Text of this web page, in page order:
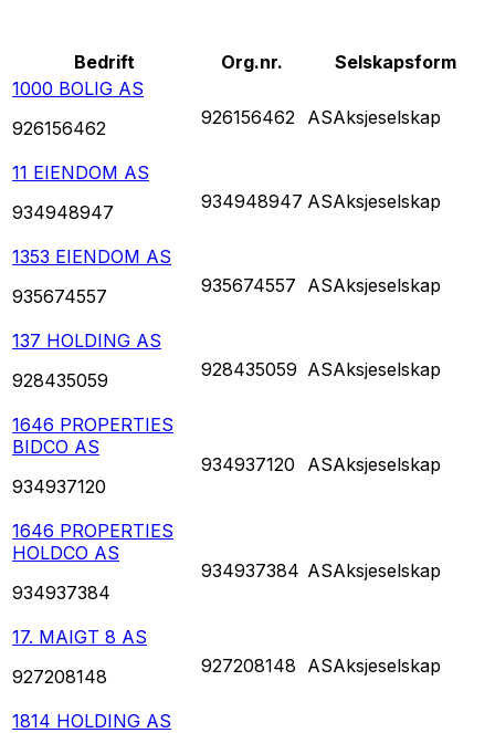
Bedrift Org.nr.
Selskapsform
1000 BOLIG AS
926156462
926156462 ASAksjeselskap
11 EIENDOM AS
934948947
934948947 ASAksjeselskap
1353 EIENDOM AS
935674557
935674557 ASAksjeselskap
137 HOLDING AS
928435059
928435059 ASAksjeselskap
1646 PROPERTIES
BIDCO AS
934937120
934937120 ASAksjeselskap
1646 PROPERTIES
HOLDCO AS
934937384
934937384 ASAksjeselskap
17. MAIGT 8 AS
927208148
927208148 ASAksjeselskap
1814 HOLDING AS